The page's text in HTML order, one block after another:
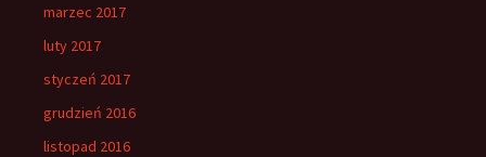
marzec 2017
luty 2017
styczeń 2017
grudzień 2016
listopad 2016